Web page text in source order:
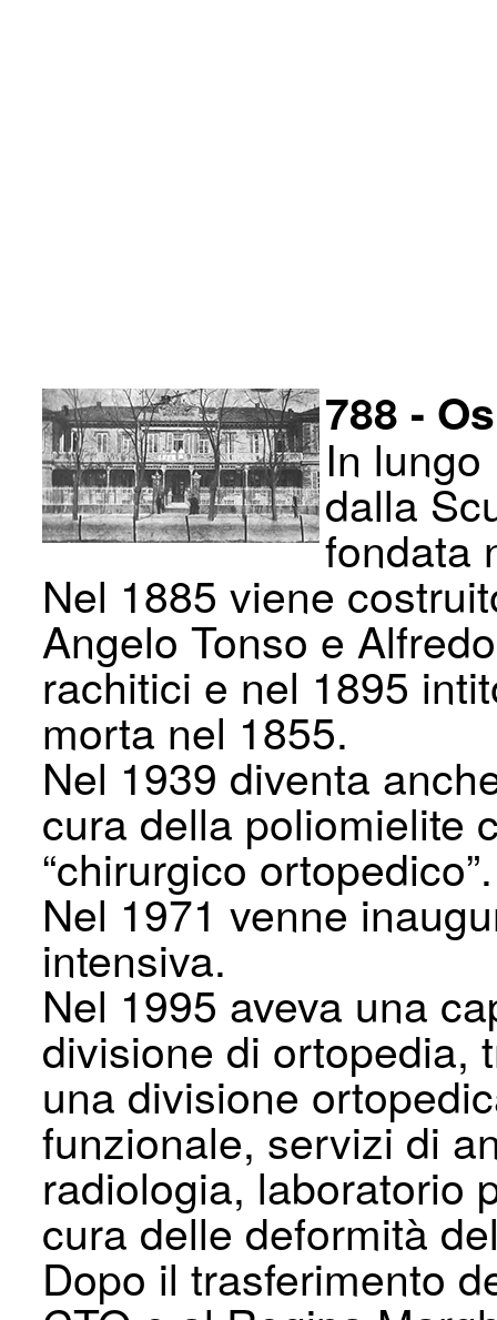
788 -
In
dalla
fondata
Nel 1885 viene
Angelo Tonso e
rachitici e nel 1895
morta nel 1855.
Nel 1939 diventa
cura della poliomielite
“chirurgico ortopedico”.
Nel 1971 venne
intensiva.
Nel 1995 aveva una
divisione di ortopedia,
una divisione
funzionale, servizi di
radiologia, laboratorio
cura delle deformità
Dopo il trasferimento